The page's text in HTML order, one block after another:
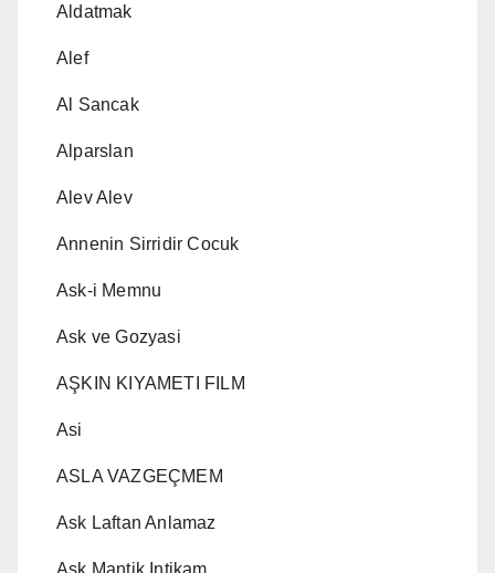
Aldatmak
Alef
Al Sancak
Alparslan
Alev Alev
Annenin Sirridir Cocuk
Ask-i Memnu
Ask ve Gozyasi
AŞKIN KIYAMETI FILM
Asi
ASLA VAZGEÇMEM
Ask Laftan Anlamaz
Ask Mantik Intikam